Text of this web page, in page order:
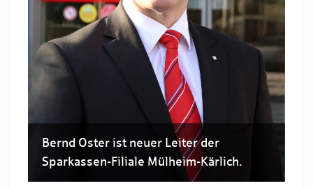
Bernd Oster ist neuer Leiter der
Sparkassen-Filiale Mülheim-Kärlich.